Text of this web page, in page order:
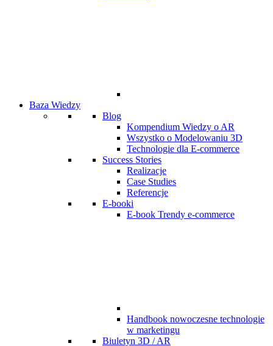
Baza Wiedzy
Blog
Kompendium Wiedzy o AR
Wszystko o Modelowaniu 3D
Technologie dla E-commerce
Success Stories
Realizacje
Case Studies
Referencje
E-booki
E-book Trendy e-commerce
Handbook nowoczesne technologie
w marketingu
Biuletyn 3D / AR